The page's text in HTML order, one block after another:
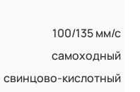
100/135 мм/с
самоходный
свинцово-кислотный